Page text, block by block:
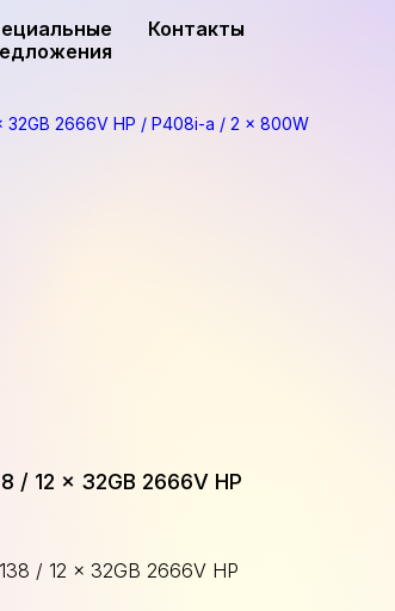
Контакты
32GB 2666V HP / P408i-a / 2 x 800W
/ 12 x 32GB 2666V HP
/ 12 x 32GB 2666V HP